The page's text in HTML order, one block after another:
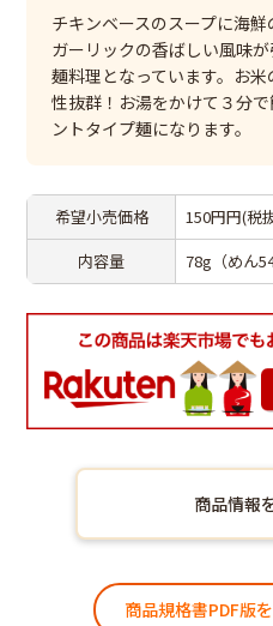
チキンベースのスープに海
ガーリックの香ばしい風味
麺料理となっています。お
性抜群！お湯をかけて３分
ントタイプ麺になります。
希望小売価格
150円円(税
内容量
78g（めん
商品情報
商品規格書PDF版